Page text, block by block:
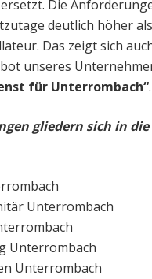
Die
deutlich höher
Das zeigt sich
unseres
für Unterrombach“.
gliedern sich in die
Unterrombach
Unterrombach
Unterrombach